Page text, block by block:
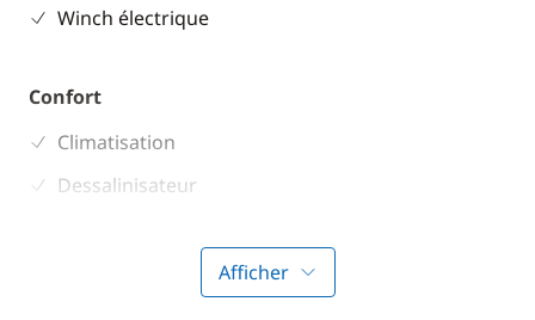
Winch électrique
Confort
Climatisation
Dessalinisateur
Afficher